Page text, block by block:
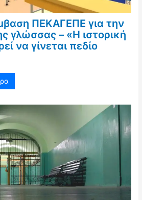
ΠΕΚΑΓΕΠΕ για την
γλώσσας – «Η ιστορική
να γίνεται πεδίο